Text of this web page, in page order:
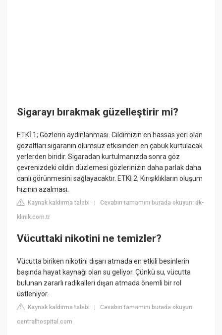
Sigarayı bırakmak güzelleştirir mi?
ETKİ 1; Gözlerin aydınlanması. Cildimizin en hassas yeri olan
gözaltları sigaranın olumsuz etkisinden en çabuk kurtulacak
yerlerden biridir. Sigaradan kurtulmanızda sonra göz
çevrenizdeki cildin düzlemesi gözlerinizin daha parlak daha
canlı görünmesini sağlayacaktır. ETKİ 2; Kırışıklıkların oluşum
hızının azalması.
Kaynak kaldırma talebi |Cevabın tamamını burada okuyun: dk-
klinik.com.tr
Vücuttaki nikotini ne temizler?
Vücutta biriken nikotini dışarı atmada en etkili besinlerin
başında hayat kaynağı olan su geliyor. Çünkü su, vücutta
bulunan zararlı radikalleri dışarı atmada önemli bir rol
üstleniyor.
Kaynak kaldırma talebi |Cevabın tamamını burada okuyun:
centralhospital.com